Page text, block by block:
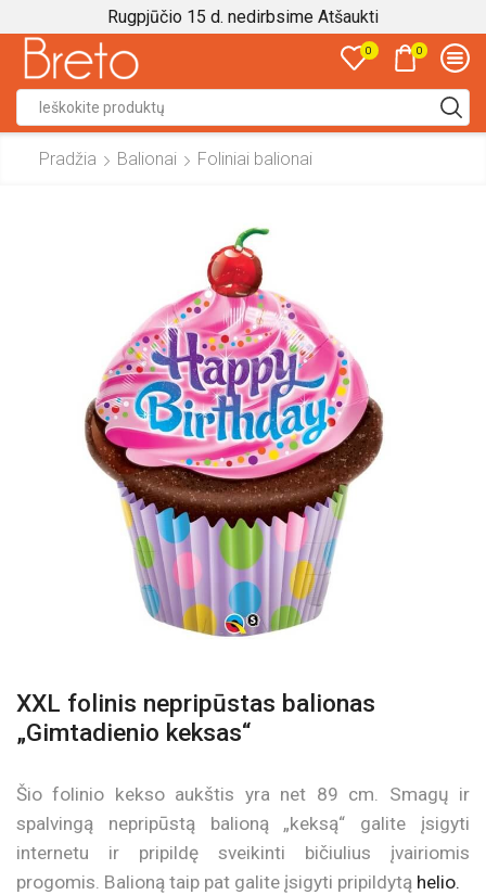
Rugpjūčio 15 d. nedirbsime Atšaukti
0 0
input
Pradžia Balionai Foliniai balionai
XXL folinis nepripūstas balionas
„Gimtadienio keksas“
Šio folinio kekso aukštis yra net 89 cm. Smagų ir
spalvingą nepripūstą balioną „keksą“ galite įsigyti
internetu ir pripildę sveikinti bičiulius įvairiomis
progomis. Balioną taip pat galite įsigyti pripildytą helio.